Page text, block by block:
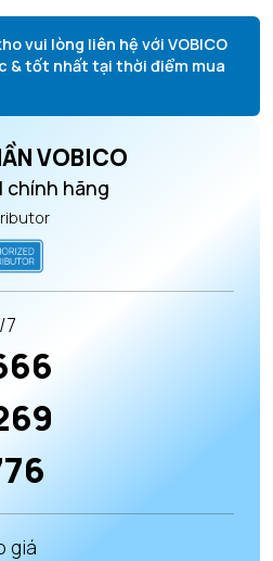
vui lòng liên hệ với VOBICO
& tốt nhất tại thời điểm mua
VOBICO
chính hãng
giá